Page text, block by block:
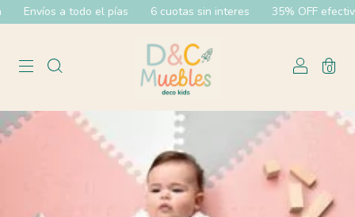
Envíos a todo el pías 6 cuotas sin interes 35% OFF
0